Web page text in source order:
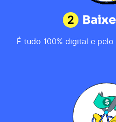
2
É tudo 100% digital e